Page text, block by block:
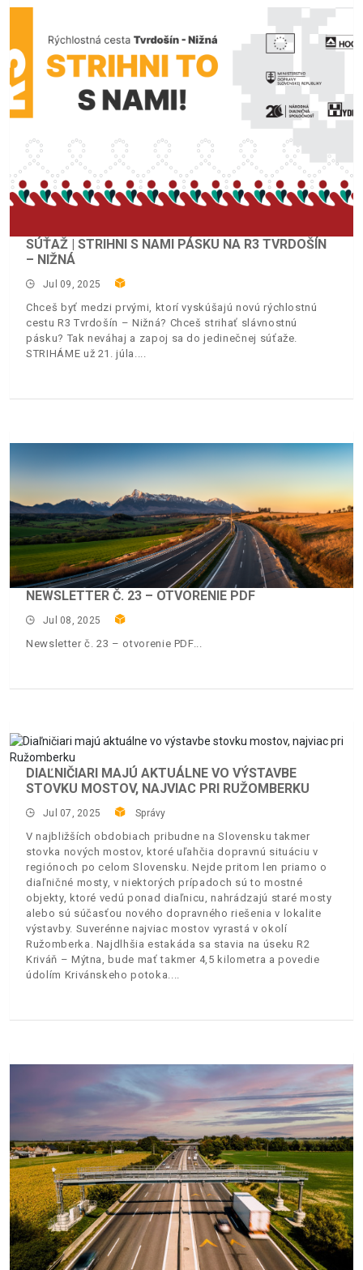
SÚŤAŽ | STRIHNI S NAMI PÁSKU NA R3 TVRDOŠÍN
– NIŽNÁ
Jul 09, 2025
Chceš byť medzi prvými, ktorí vyskúšajú novú rýchlostnú
cestu R3 Tvrdošín – Nižná? Chceš strihať slávnostnú
pásku? Tak neváhaj a zapoj sa do jedinečnej súťaže.
STRIHÁME už 21. júla.
NEWSLETTER Č. 23 – OTVORENIE PDF
Jul 08, 2025
Newsletter č. 23 – otvorenie PDF
DIAĽNIČIARI MAJÚ AKTUÁLNE VO VÝSTAVBE
STOVKU MOSTOV, NAJVIAC PRI RUŽOMBERKU
Jul 07, 2025 Správy
V najbližších obdobiach pribudne na Slovensku takmer
stovka nových mostov, ktoré uľahčia dopravnú situáciu v
regiónoch po celom Slovensku. Nejde pritom len priamo o
diaľničné mosty, v niektorých prípadoch sú to mostné
objekty, ktoré vedú ponad diaľnicu, nahrádzajú staré mosty
alebo sú súčasťou nového dopravného riešenia v lokalite
výstavby. Suverénne najviac mostov vyrastá v okolí
Ružomberka. Najdlhšia estakáda sa stavia na úseku R2
Kriváň – Mýtna, bude mať takmer 4,5 kilometra a povedie
údolím Krivánskeho potoka.